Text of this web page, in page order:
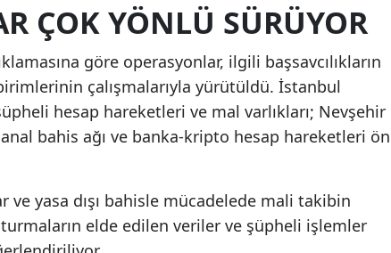
ÇOK YÖNLÜ SÜRÜYOR
göre operasyonlar, ilgili başsavcılıkların
çalışmalarıyla yürütüldü. İstanbul
hesap hareketleri ve mal varlıkları; Nevşehir
bahis ağı ve banka-kripto hesap hareketleri ön
ve yasa dışı bahisle mücadelede mali takibin
elde edilen veriler ve şüpheli işlemler